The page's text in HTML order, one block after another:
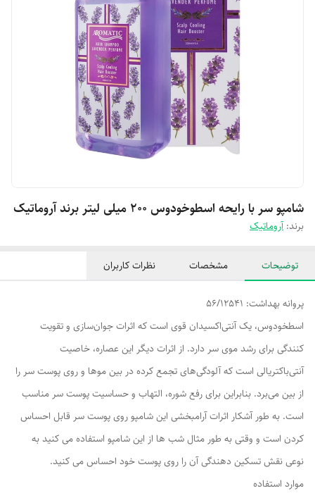
شامپو سر با رایحه اسطوخودوس ۲۰۰ میلی لیتر برند آروماتیک
برند: آروماتیک
توضیحات مشخصات نظرات کاربران
پروانه بهداشت: 56/12541
اسطخودوس، یک آنتی‌اکسیدان قوی است که اثرات جوان‌سازی و تقویت
کنندگی برای رشد موی سر دارد. از اثرات دیگر این عصاره، خاصیت
آنتی‌باکتریالی است که آلودگی‌های تجمع کرده در بین موها و روی پوست سر را
از بین می‌برد. بنابراین برای رفع شوره، التهاب و حساسیت پوست سر مناسب
است. به طور آشکار اثرات آرامبخشی این شامپو روی پوست سر قابل احساس
کردن است و وقتی به طور مثال شب ها از این شامپو استفاده می کنید به
نوعی نقش تسکین دهندگی آن را روی پوست خود احساس می کنید.
موارد استفاده